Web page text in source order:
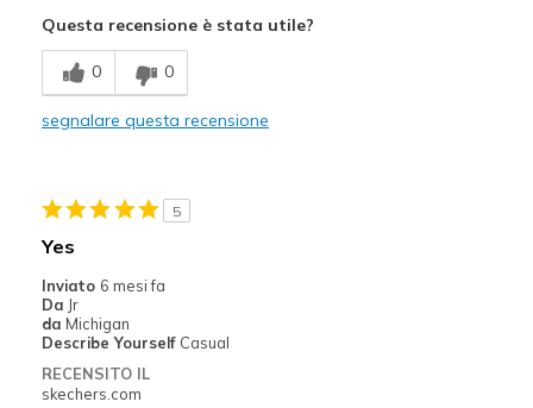
Attractive Design
Migliori Utilizzi:
Casual Wear
Sizing
Questa recensione è stata utile?
0 0
segnalare questa recensione
5
Yes
Inviato 6 mesi fa
Da Jr
da Michigan
Describe Yourself Casual
RECENSITO IL
skechers.com